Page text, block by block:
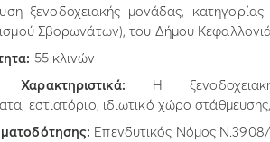
ξενοδοχειακής μονάδας,
Σβορωνάτων), του Δήμου
55 κλινών
Χαρακτηριστικά: Η
εστιατόριο, ιδιωτικό χώρο
Επενδυτικός Νόμος Ν.3908/